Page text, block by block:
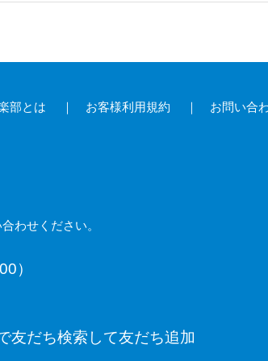
部とは ｜ お客様利用規約 ｜ お問い合
わせください。
）
友だち検索して友だち追加